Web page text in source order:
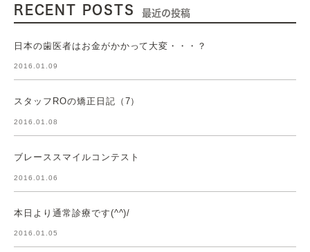
RECENT POSTS 最近の投稿
日本の歯医者はお金がかかって大変・・・？
2016.01.09
スタッフROの矯正日記（7）
2016.01.08
ブレーススマイルコンテスト
2016.01.06
本日より通常診療です(^^)/
2016.01.05